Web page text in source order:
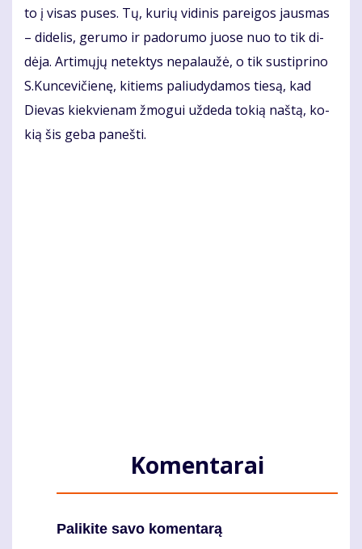
to į vi­sas pu­ses. Tų, ku­rių vi­di­nis pa­rei­gos jaus­mas
– di­de­lis, ge­ru­mo ir pa­do­ru­mo juo­se nuo to tik di­
dė­ja. Ar­ti­mų­jų ne­tek­tys ne­pa­lau­žė, o tik su­stip­ri­no
S.Kun­ce­vi­čie­nę, ki­tiems pa­liu­dy­da­mos tie­są, kad
Die­vas kiek­vie­nam žmo­gui už­de­da to­kią naš­tą, ko­
kią šis ge­ba pa­neš­ti.
Komentarai
Palikite savo komentarą